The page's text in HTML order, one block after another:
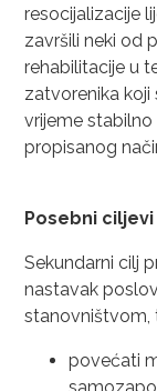
resocijalizacije
završili neki od
rehabilitacije u
zatvorenika
vrijeme stabilno
propisanog
Posebni
Sekundarni cilj
nastavak
stanovništvom,
povećati